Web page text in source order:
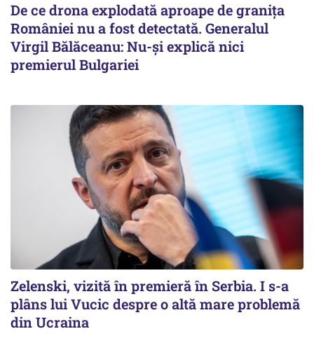
De ce drona explodată aproape de granița
României nu a fost detectată. Generalul
Virgil Bălăceanu: Nu-și explică nici
premierul Bulgariei
Zelenski, vizită în premieră în Serbia. I s-a
plâns lui Vucic despre o altă mare problemă
din Ucraina